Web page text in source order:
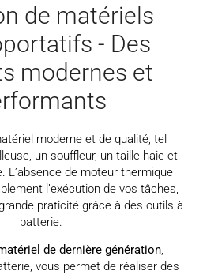
de matériels
- Des
modernes et
moderne et de qualité, tel
un souffleur, un taille-haie et
L’absence de moteur thermique
l’exécution de vos tâches,
praticité grâce à des outils à
batterie.
de dernière génération,
vous permet de réaliser des